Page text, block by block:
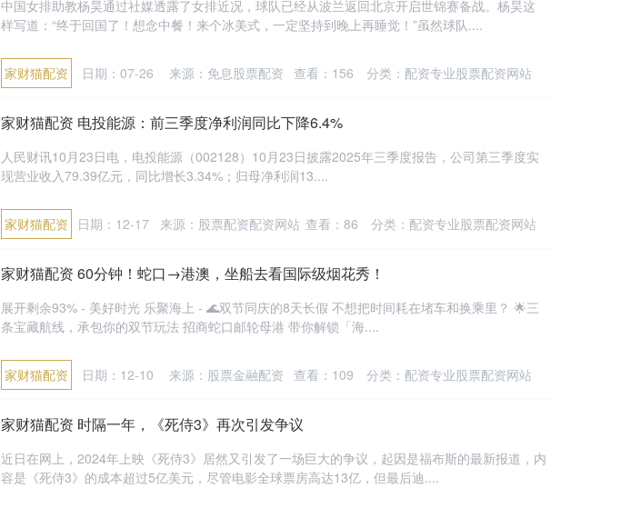
中国女排助教杨昊通过社媒透露了女排近况，球队已经从波兰返回北京开启世锦赛备战。杨昊这
样写道：“终于回国了！想念中餐！来个冰美式，一定坚持到晚上再睡觉！”虽然球队....
家财猫配资 日期：07-26 来源：免息股票配资 查看： 156 分类： 配资专业股票配资网站
家财猫配资 电投能源：前三季度净利润同比下降6.4%
人民财讯10月23日电，电投能源（002128）10月23日披露2025年三季度报告，公司第三季度实
现营业收入79.39亿元，同比增长3.34%；归母净利润13....
家财猫配资 日期：12-17 来源：股票配资配资网站 查看： 86 分类： 配资专业股票配资网站
家财猫配资 60分钟！蛇口→港澳，坐船去看国际级烟花秀！
展开剩余93% - 美好时光 乐聚海上 - 🌊双节同庆的8天长假 不想把时间耗在堵车和换乘里？ 🌟三
条宝藏航线，承包你的双节玩法 招商蛇口邮轮母港 带你解锁「海....
家财猫配资 日期：12-10 来源：股票金融配资 查看： 109 分类： 配资专业股票配资网站
家财猫配资 时隔一年，《死侍3》再次引发争议
近日在网上，2024年上映《死侍3》居然又引发了一场巨大的争议，起因是福布斯的最新报道，内
容是《死侍3》的成本超过5亿美元，尽管电影全球票房高达13亿，但最后迪....